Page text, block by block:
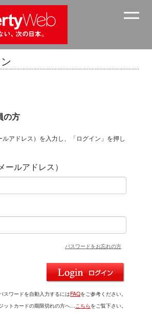
の方
ルアドレス）を入力し、「ログイン」を押し
ールアドレス）
パスワードをお忘れの方
スワードを自動入力するにはFAQをご参考ください。
ットカードの期限切れの方へ…こちらをご覧下さい。